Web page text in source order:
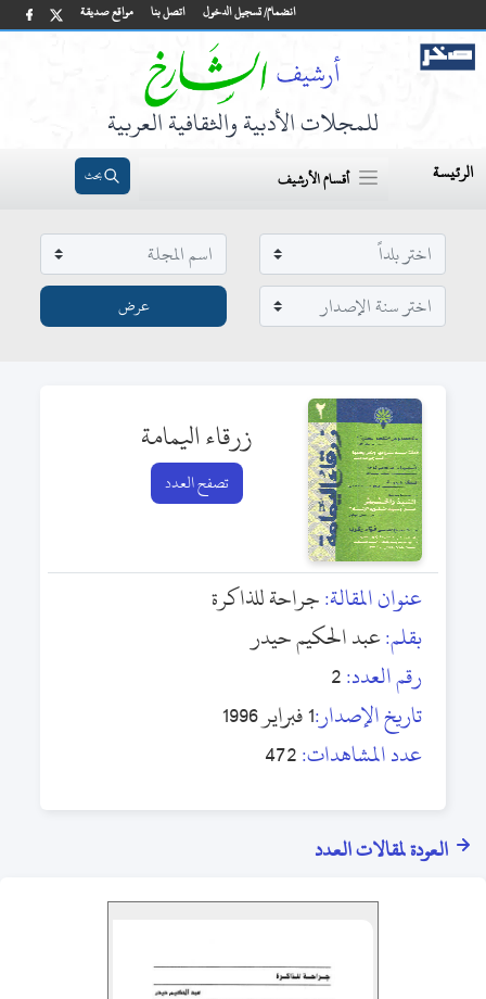
مواقع صديقة اتصل بنا انضمام/ تسجيل الدخول
للمجلات الأدبية والثقافية العربية
الرئيسة أقسام الأرشيف بحث
زرقاء اليمامة
تصفح العدد
عنوان المقالة:جراحة للذاكرة
بقلم:عبد الحكيم حيدر
رقم العدد:2
تاريخ الإصدار:1 فبراير 1996
عدد المشاهدات:472
العودة لمقالات العدد